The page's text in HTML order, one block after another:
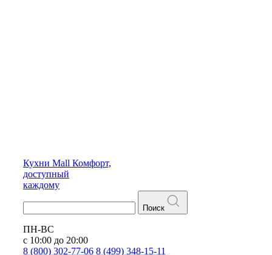
Кухни Mall Комфорт,
доступный
каждому
Поиск
ПН-ВС
с 10:00 до 20:00
8 (800) 302-77-06 8 (499) 348-15-11